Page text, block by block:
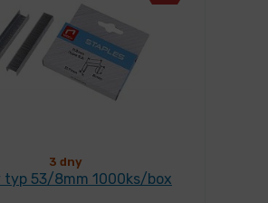
3 dny
typ 53/8mm 1000ks/box